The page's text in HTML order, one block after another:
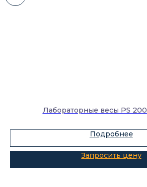
Лабораторные весы PS
Подробнее
Покупателям
Каталог